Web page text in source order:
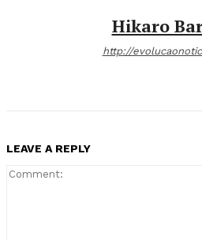
Hikaro
http://
LEAVE A REPLY